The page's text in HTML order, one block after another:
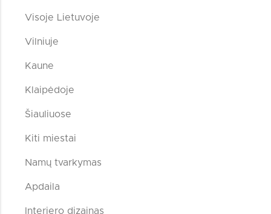
Visoje Lietuvoje
Vilniuje
Kaune
Klaipėdoje
Šiauliuose
Kiti miestai
Namų tvarkymas
Apdaila
Interjero dizainas